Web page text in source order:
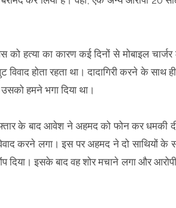
को हत्या का कारण कई दिनों से मोबाइल
होता रहता था। दादागिरी करने के साथ
हमने भगा दिया था।
के बाद आवेश ने अहमद को फोन कर धमकी
करने लगा। इस पर अहमद ने दो साथियों के
इसके बाद वह शोर मचाने लगा और